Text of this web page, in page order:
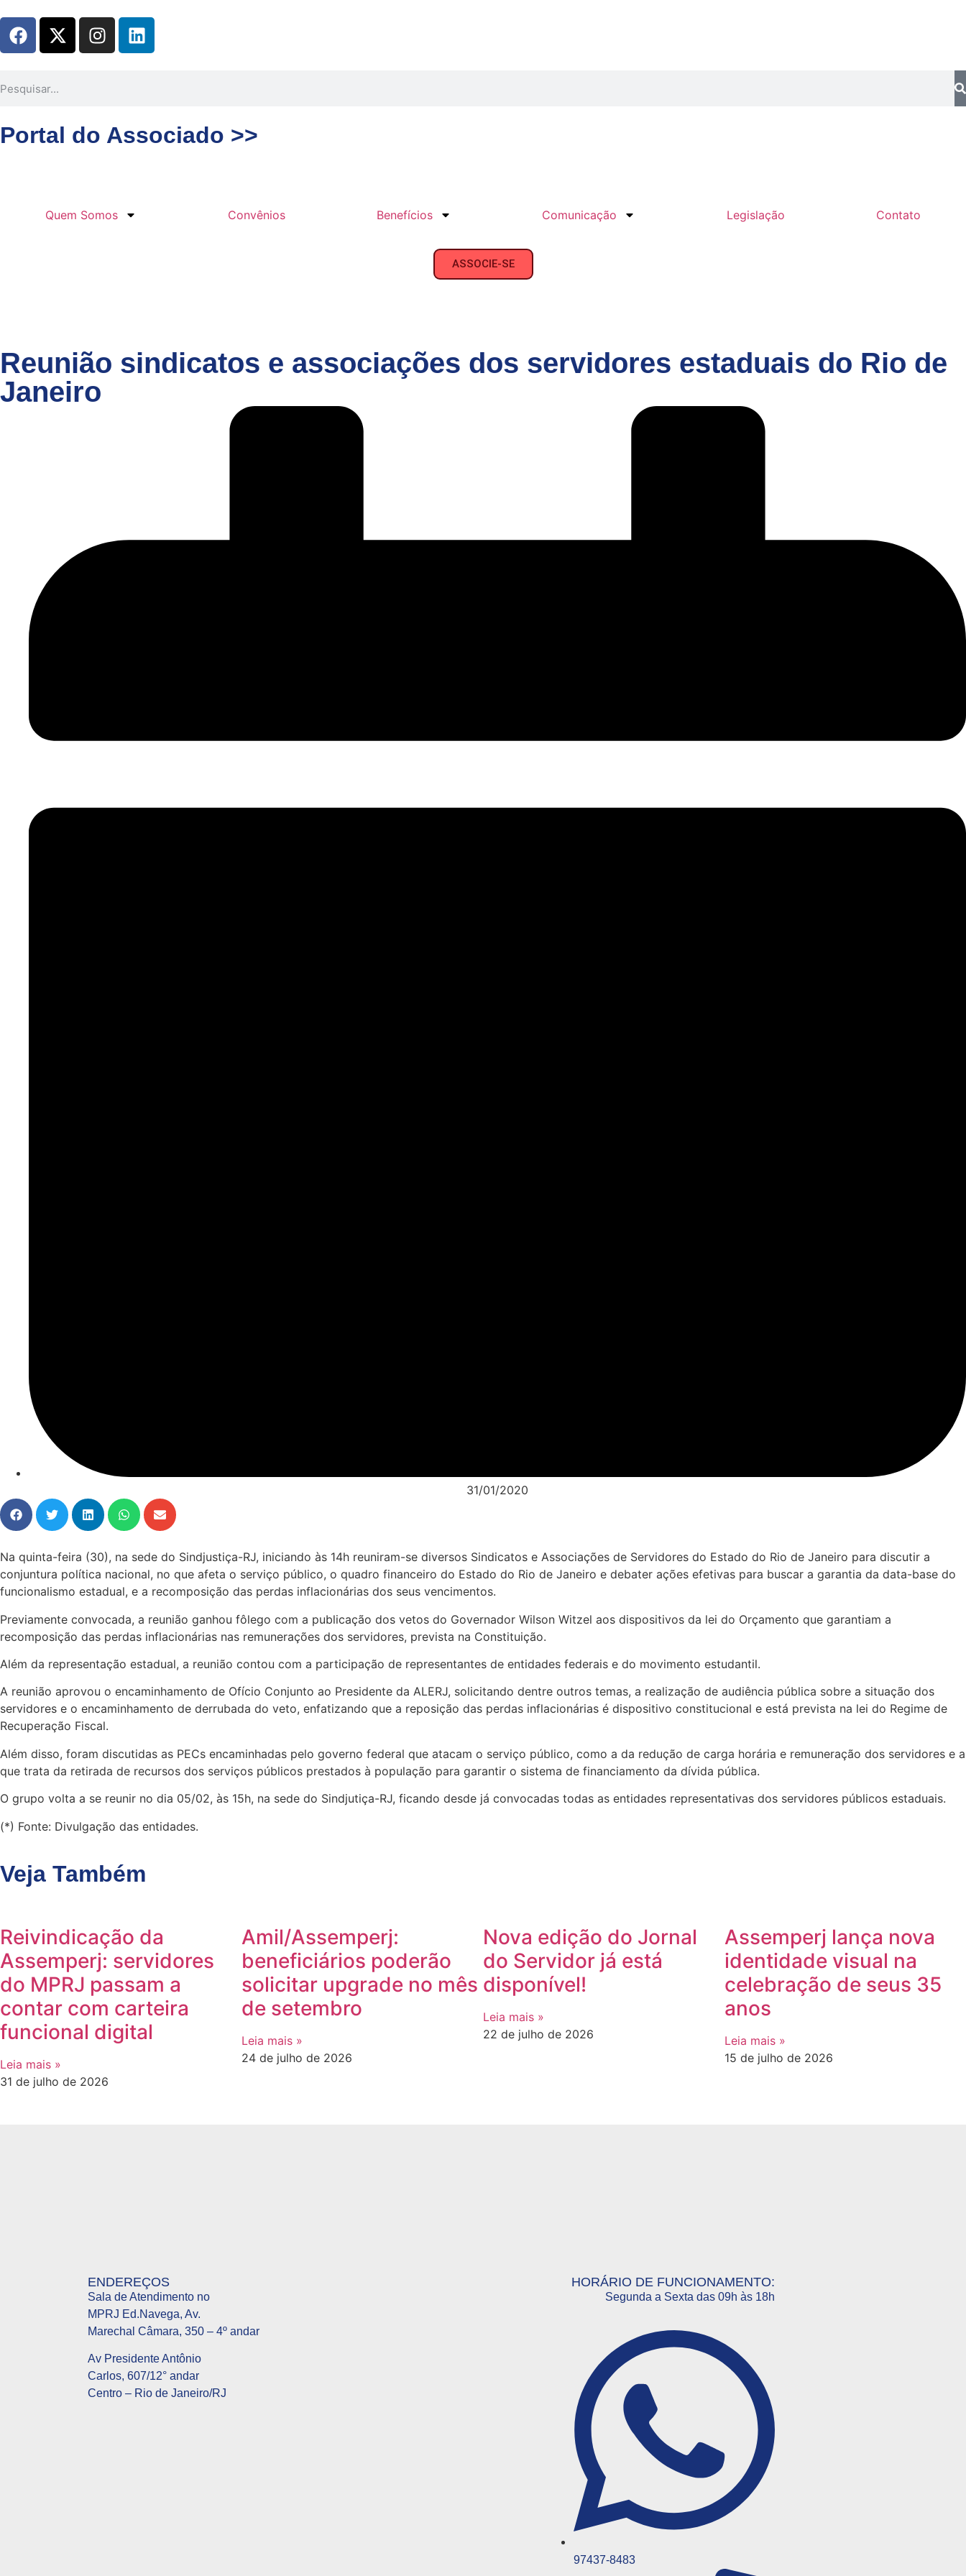
Portal do Associado >>
Quem Somos Convênios Benefícios Comunicação Legislação Contato
ASSOCIE-SE
Reunião sindicatos e associações dos servidores estaduais do Rio de
Janeiro
31/01/2020
Na quinta-feira (30), na sede do Sindjustiça-RJ, iniciando às 14h reuniram-se diversos Sindicatos e Associações de Servidores do Estado do Rio de Janeiro para discutir a
conjuntura política nacional, no que afeta o serviço público, o quadro financeiro do Estado do Rio de Janeiro e debater ações efetivas para buscar a garantia da data-base do
funcionalismo estadual, e a recomposição das perdas inflacionárias dos seus vencimentos.
Previamente convocada, a reunião ganhou fôlego com a publicação dos vetos do Governador Wilson Witzel aos dispositivos da lei do Orçamento que garantiam a
recomposição das perdas inflacionárias nas remunerações dos servidores, prevista na Constituição.
Além da representação estadual, a reunião contou com a participação de representantes de entidades federais e do movimento estudantil.
A reunião aprovou o encaminhamento de Ofício Conjunto ao Presidente da ALERJ, solicitando dentre outros temas, a realização de audiência pública sobre a situação dos
servidores e o encaminhamento de derrubada do veto, enfatizando que a reposição das perdas inflacionárias é dispositivo constitucional e está prevista na lei do Regime de
Recuperação Fiscal.
Além disso, foram discutidas as PECs encaminhadas pelo governo federal que atacam o serviço público, como a da redução de carga horária e remuneração dos servidores e a
que trata da retirada de recursos dos serviços públicos prestados à população para garantir o sistema de financiamento da dívida pública.
O grupo volta a se reunir no dia 05/02, às 15h, na sede do Sindjutiça-RJ, ficando desde já convocadas todas as entidades representativas dos servidores públicos estaduais.
(*) Fonte: Divulgação das entidades.
Veja Também
Reivindicação da
Assemperj: servidores
do MPRJ passam a
contar com carteira
funcional digital
Leia mais »
31 de julho de 2026
Amil/Assemperj:
beneficiários poderão
solicitar upgrade no mês
de setembro
Leia mais »
24 de julho de 2026
Nova edição do Jornal
do Servidor já está
disponível!
Leia mais »
22 de julho de 2026
Assemperj lança nova
identidade visual na
celebração de seus 35
anos
Leia mais »
15 de julho de 2026
ENDEREÇOS
Sala de Atendimento no
MPRJ Ed.Navega, Av.
Marechal Câmara, 350 – 4º andar
Av Presidente Antônio
Carlos, 607/12° andar
Centro – Rio de Janeiro/RJ
HORÁRIO DE FUNCIONAMENTO:
Segunda a Sexta das 09h às 18h
97437-8483